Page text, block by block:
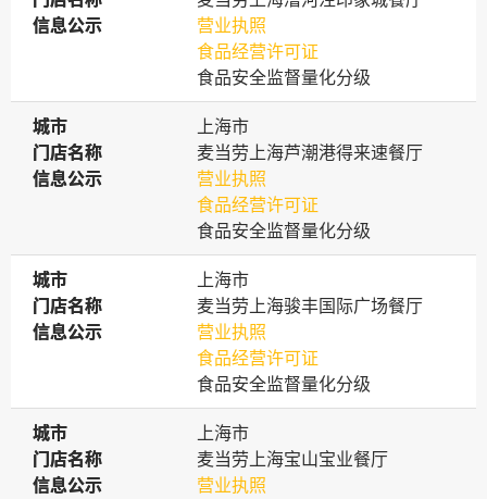
信息公示
信息公示
营业执照
食品经营许可证
食品安全监督量化分级
城市
城市
上海市
门店名称
门店名称
麦当劳上海芦潮港得来速餐厅
信息公示
信息公示
营业执照
食品经营许可证
食品安全监督量化分级
城市
城市
上海市
门店名称
门店名称
麦当劳上海骏丰国际广场餐厅
信息公示
信息公示
营业执照
食品经营许可证
食品安全监督量化分级
城市
城市
上海市
门店名称
门店名称
麦当劳上海宝山宝业餐厅
信息公示
信息公示
营业执照